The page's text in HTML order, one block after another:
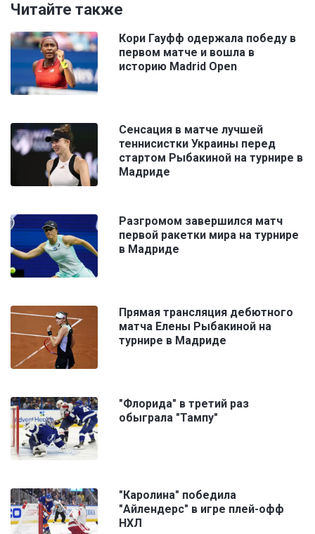
Читайте также
Кори Гауфф одержала победу в
первом матче и вошла в
историю Madrid Open
Сенсация в матче лучшей
теннисистки Украины перед
стартом Рыбакиной на турнире в
Мадриде
Разгромом завершился матч
первой ракетки мира на турнире
в Мадриде
Прямая трансляция дебютного
матча Елены Рыбакиной на
турнире в Мадриде
"Флорида" в третий раз
обыграла "Тампу"
"Каролина" победила
"Айлендерс" в игре плей-офф
НХЛ